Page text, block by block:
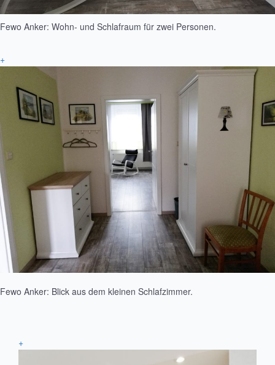
Fewo Anker: Wohn- und Schlafraum für zwei Personen.
+
Fewo Anker: Blick aus dem kleinen Schlafzimmer.
+